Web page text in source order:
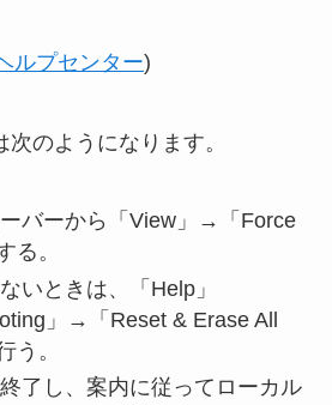
ルプセンター)
のようになります。
バーから「View」→「Force
る。
いときは、「Help」
」→「Reset & Erase All
う。
了し、案内に従ってローカル